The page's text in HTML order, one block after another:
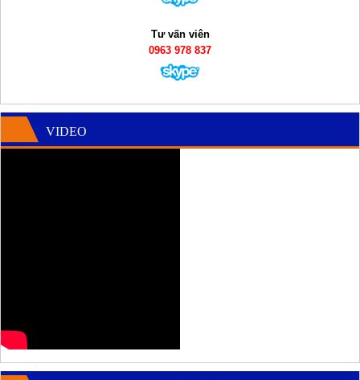
Tư vấn viên
0963 978 837
VIDEO